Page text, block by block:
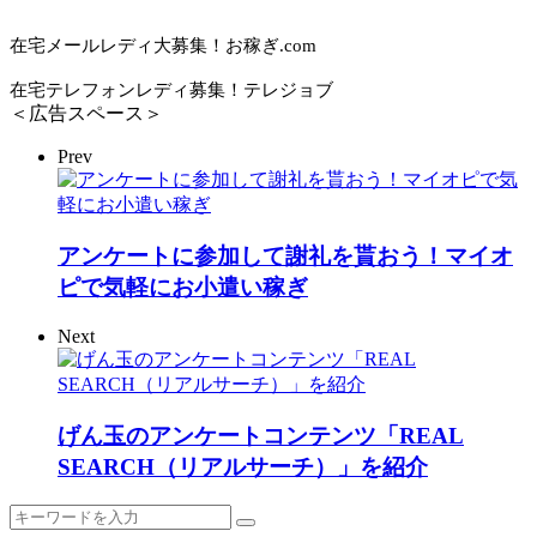
在宅メールレディ大募集！お稼ぎ.com
在宅テレフォンレディ募集！テレジョブ
＜広告スペース＞
Prev
アンケートに参加して謝礼を貰おう！マイオ
ピで気軽にお小遣い稼ぎ
Next
げん玉のアンケートコンテンツ「REAL
SEARCH（リアルサーチ）」を紹介